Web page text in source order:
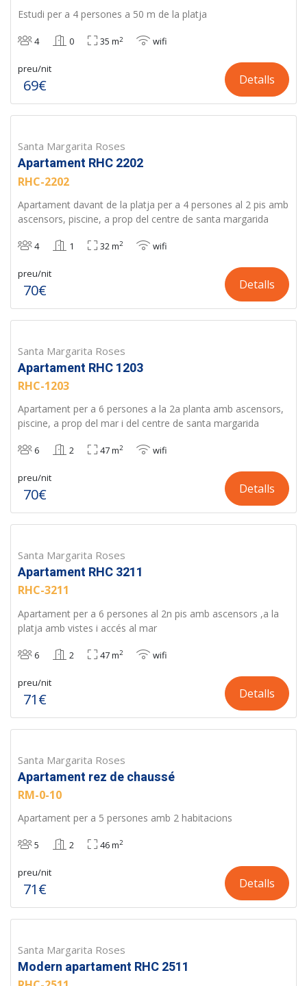
Estudi per a 4 persones a 50 m de la platja
4 0 35 m2 wifi
preu/nit
69€ Detalls
Santa Margarita Roses
Apartament RHC 2202
RHC-2202
Apartament davant de la platja per a 4 persones al 2 pis amb
ascensors, piscine, a prop del centre de santa margarida
4 1 32 m2 wifi
preu/nit
70€ Detalls
Santa Margarita Roses
Apartament RHC 1203
RHC-1203
Apartament per a 6 persones a la 2a planta amb ascensors,
piscine, a prop del mar i del centre de santa margarida
6 2 47 m2 wifi
preu/nit
70€ Detalls
Santa Margarita Roses
Apartament RHC 3211
RHC-3211
Apartament per a 6 persones al 2n pis amb ascensors ,a la
platja amb vistes i accés al mar
6 2 47 m2 wifi
preu/nit
71€ Detalls
Santa Margarita Roses
Apartament rez de chaussé
RM-0-10
Apartament per a 5 persones amb 2 habitacions
5 2 46 m2
preu/nit
71€ Detalls
Santa Margarita Roses
Modern apartament RHC 2511